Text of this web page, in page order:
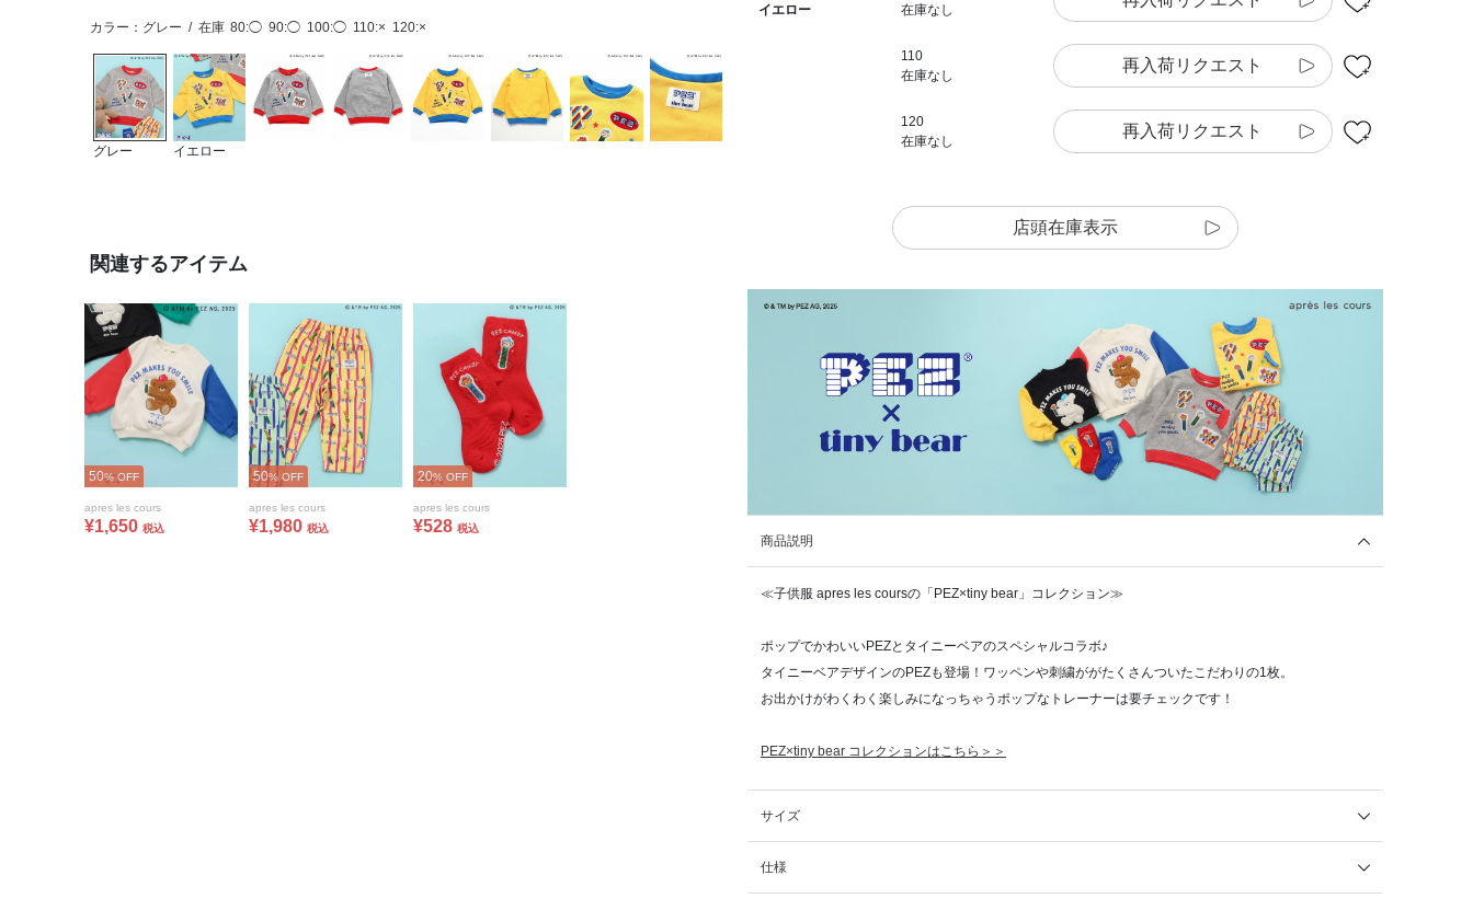
カラー：グレー / 在庫 80:◯ 90:◯ 100:◯ 110:× 120:×
グレー イエロー
関連するアイテム
50% OFF
apres les cours
¥1,650 税込
50% OFF
apres les cours
¥1,980 税込
20% OFF
apres les cours
¥528 税込
イエロー 在庫なし
110
在庫なし
再入荷リクエスト
120
在庫なし
再入荷リクエスト
店頭在庫表示
商品説明
≪子供服 apres les coursの「PEZ×tiny bear」コレクション≫
ポップでかわいいPEZとタイニーベアのスペシャルコラボ♪
タイニーベアデザインのPEZも登場！ワッペンや刺繍ががたくさんついたこだわりの1枚。
お出かけがわくわく楽しみになっちゃうポップなトレーナーは要チェックです！
PEZ×tiny bear コレクションはこちら＞＞
サイズ
仕様